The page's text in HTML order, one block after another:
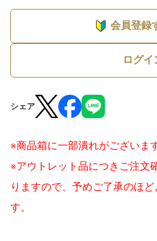
会員登録
ログイ
シェア
※商品箱に一部潰れがございます
※アウトレット品につきご注文
りますので、予めご了承のほ
す。